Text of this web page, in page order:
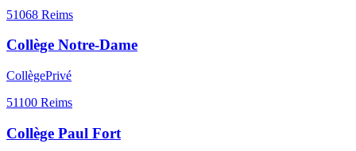
51068 Reims
Collège Notre-Dame
CollègePrivé
51100 Reims
Collège Paul Fort